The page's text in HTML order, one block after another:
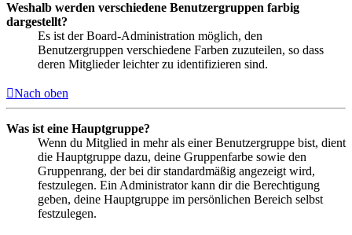
Weshalb werden verschiedene Benutzergruppen farbig
dargestellt?
Es ist der Board-Administration möglich, den
Benutzergruppen verschiedene Farben zuzuteilen, so dass
deren Mitglieder leichter zu identifizieren sind.
Nach oben
Was ist eine Hauptgruppe?
Wenn du Mitglied in mehr als einer Benutzergruppe bist, dient
die Hauptgruppe dazu, deine Gruppenfarbe sowie den
Gruppenrang, der bei dir standardmäßig angezeigt wird,
festzulegen. Ein Administrator kann dir die Berechtigung
geben, deine Hauptgruppe im persönlichen Bereich selbst
festzulegen.